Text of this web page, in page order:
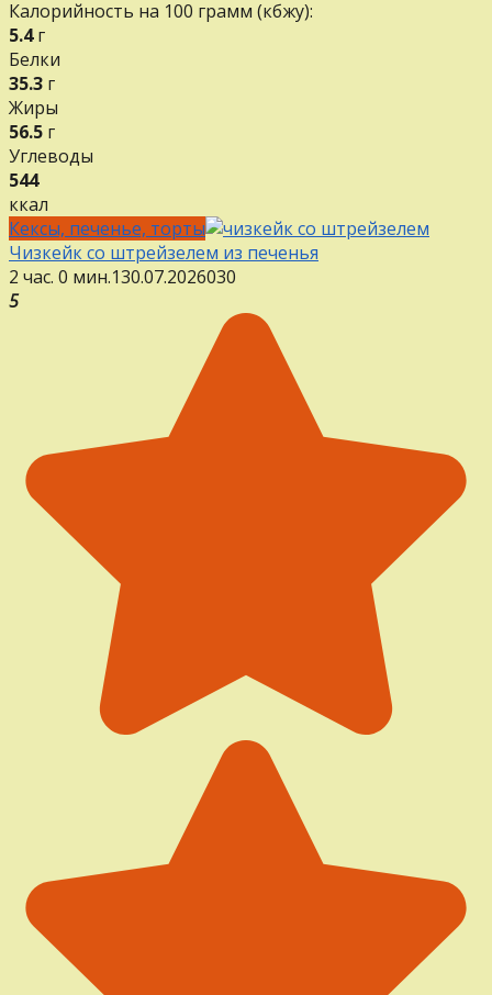
Калорийность на 100 грамм (кбжу):
5.4г
Белки
35.3 г
Жиры
56.5 г
Углеводы
544
ккал
Кексы, печенье, торты
Чизкейк со штрейзелем из печенья
2 час. 0 мин.130.07.2026030
5